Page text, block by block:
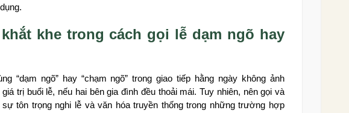
khe trong cách gọi lễ dạm ngõ hay
“dạm ngõ” hay “chạm ngõ” trong giao tiếp hằng ngày không ảnh
trị buổi lễ, nếu hai bên gia đình đều thoải mái. Tuy nhiên, nên gọi và
tôn trọng nghi lễ và văn hóa truyền thống trong những trường hợp